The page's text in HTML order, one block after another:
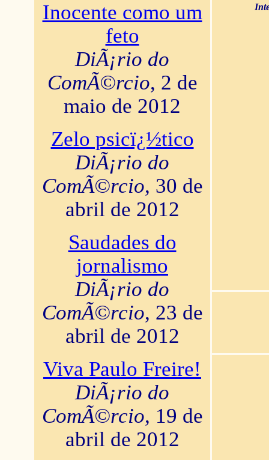
Inocente como um
feto
DiÃ¡rio do
ComÃ©rcio, 2 de
maio de 2012
Zelo psicï¿½tico
DiÃ¡rio do
ComÃ©rcio, 30 de
abril de 2012
Saudades do
jornalismo
DiÃ¡rio do
ComÃ©rcio, 23 de
abril de 2012
Viva Paulo Freire!
DiÃ¡rio do
ComÃ©rcio, 19 de
abril de 2012